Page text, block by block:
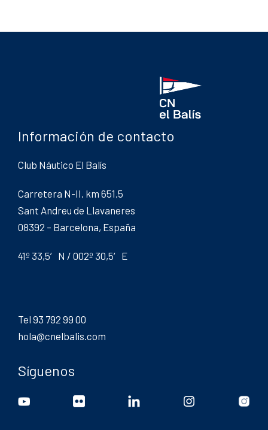
Información de contacto
Club Náutico El Balís
Carretera N-II, km 651,5
Sant Andreu de Llavaneres
08392 – Barcelona, España
41º 33,5′ N / 002º 30,5′ E
Tel 93 792 99 00
hola@cnelbalis.com
Síguenos